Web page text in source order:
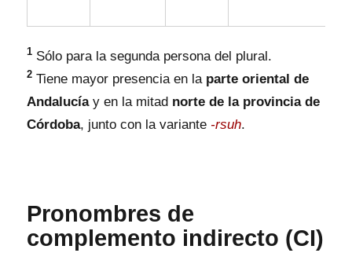
1 Sólo para la segunda persona del plural.
2 Tiene mayor presencia en la parte oriental de
Andalucíay en la mitad norte de la provincia de
Córdoba, junto con la variante -rsuh.
Pronombres de
complemento indirecto (CI)